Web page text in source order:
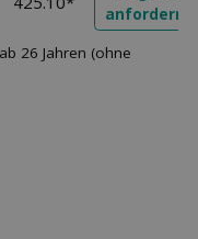
anfordern
26 Jahren (ohne